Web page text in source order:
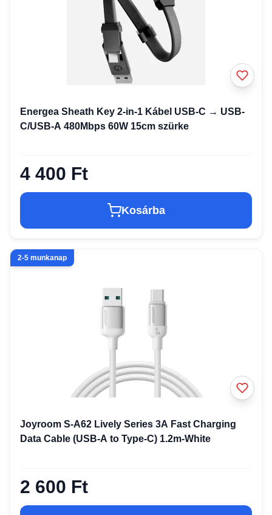
Energea Sheath Key 2-in-1 Kábel USB-C → USB-
C/USB-A 480Mbps 60W 15cm szürke
4 400 Ft
Kosárba
2-5 munkanap
Joyroom S-A62 Lively Series 3A Fast Charging
Data Cable (USB-A to Type-C) 1.2m-White
2 600 Ft